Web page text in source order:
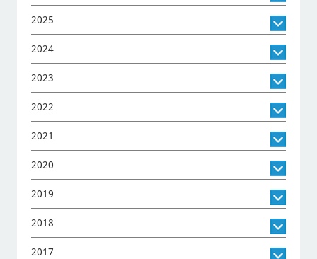
2025
2024
2023
2022
2021
2020
2019
2018
2017